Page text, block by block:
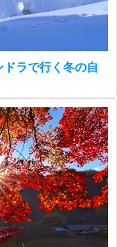
ラで行く冬の自